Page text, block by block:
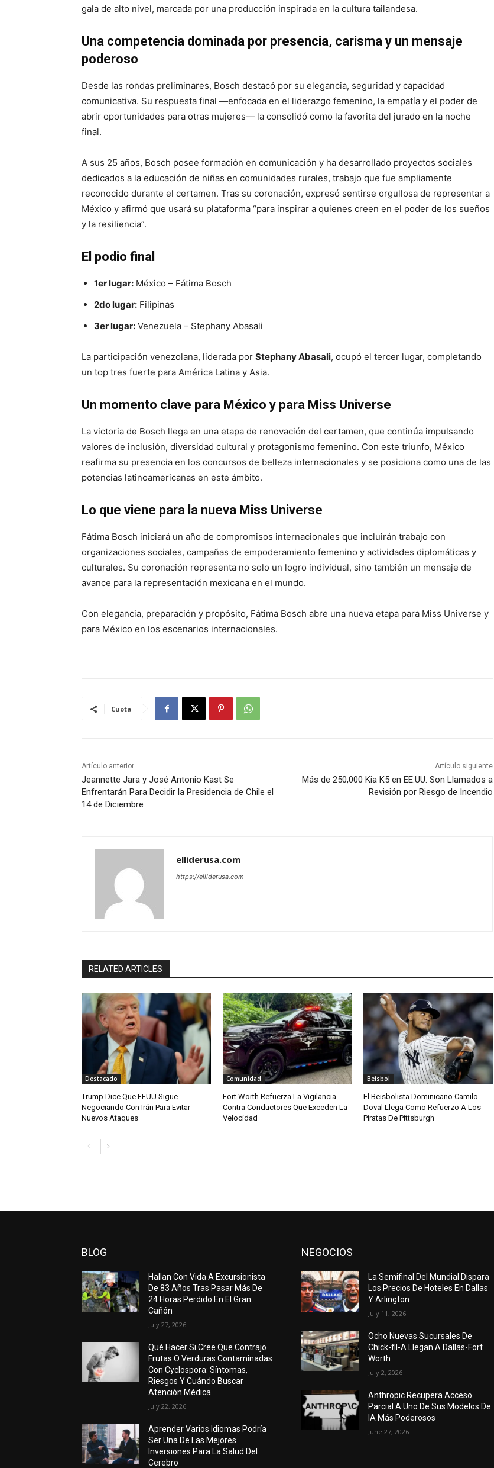
gala de alto nivel, marcada por una producción inspirada en la cultura tailandesa.
Una competencia dominada por presencia, carisma y un mensaje
poderoso
Desde las rondas preliminares, Bosch destacó por su elegancia, seguridad y capacidad
comunicativa. Su respuesta final —enfocada en el liderazgo femenino, la empatía y el poder de
abrir oportunidades para otras mujeres— la consolidó como la favorita del jurado en la noche
final.
A sus 25 años, Bosch posee formación en comunicación y ha desarrollado proyectos sociales
dedicados a la educación de niñas en comunidades rurales, trabajo que fue ampliamente
reconocido durante el certamen. Tras su coronación, expresó sentirse orgullosa de representar a
México y afirmó que usará su plataforma “para inspirar a quienes creen en el poder de los sueños
y la resiliencia”.
El podio final
1er lugar: México – Fátima Bosch
2do lugar: Filipinas
3er lugar: Venezuela – Stephany Abasali
La participación venezolana, liderada por Stephany Abasali, ocupó el tercer lugar, completando
un top tres fuerte para América Latina y Asia.
Un momento clave para México y para Miss Universe
La victoria de Bosch llega en una etapa de renovación del certamen, que continúa impulsando
valores de inclusión, diversidad cultural y protagonismo femenino. Con este triunfo, México
reafirma su presencia en los concursos de belleza internacionales y se posiciona como una de las
potencias latinoamericanas en este ámbito.
Lo que viene para la nueva Miss Universe
Fátima Bosch iniciará un año de compromisos internacionales que incluirán trabajo con
organizaciones sociales, campañas de empoderamiento femenino y actividades diplomáticas y
culturales. Su coronación representa no solo un logro individual, sino también un mensaje de
avance para la representación mexicana en el mundo.
Con elegancia, preparación y propósito, Fátima Bosch abre una nueva etapa para Miss Universe y
para México en los escenarios internacionales.
Cuota
Artículo anterior
Jeannette Jara y José Antonio Kast Se
Enfrentarán Para Decidir la Presidencia de Chile el
14 de Diciembre
Artículo siguiente
Más de 250,000 Kia K5 en EE.UU. Son Llamados a
Revisión por Riesgo de Incendio
elliderusa.com
https://elliderusa.com
RELATED ARTICLES
Destacado
Trump Dice Que EEUU Sigue
Negociando Con Irán Para Evitar
Nuevos Ataques
Comunidad
Fort Worth Refuerza La Vigilancia
Contra Conductores Que Exceden La
Velocidad
Beisbol
El Beisbolista Dominicano Camilo
Doval Llega Como Refuerzo A Los
Piratas De Pittsburgh
BLOG
Hallan Con Vida A Excursionista
De 83 Años Tras Pasar Más De
24 Horas Perdido En El Gran
Cañón
July 27, 2026
Qué Hacer Si Cree Que Contrajo
Frutas O Verduras Contaminadas
Con Cyclospora: Síntomas,
Riesgos Y Cuándo Buscar
Atención Médica
July 22, 2026
Aprender Varios Idiomas Podría
Ser Una De Las Mejores
Inversiones Para La Salud Del
Cerebro
NEGOCIOS
La Semifinal Del Mundial Dispara
Los Precios De Hoteles En Dallas
Y Arlington
July 11, 2026
Ocho Nuevas Sucursales De
Chick-fil-A Llegan A Dallas-Fort
Worth
July 2, 2026
Anthropic Recupera Acceso
Parcial A Uno De Sus Modelos De
IA Más Poderosos
June 27, 2026